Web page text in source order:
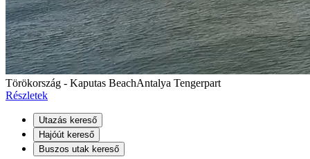
Törökország - Kaputas BeachAntalya Tengerpart
Részletek
Utazás kereső
Hajóút kereső
Buszos utak kereső